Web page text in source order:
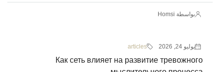
بواسطة Homsi
يوليو 24, 2026 articles
Как сеть влияет на развитие тревожного